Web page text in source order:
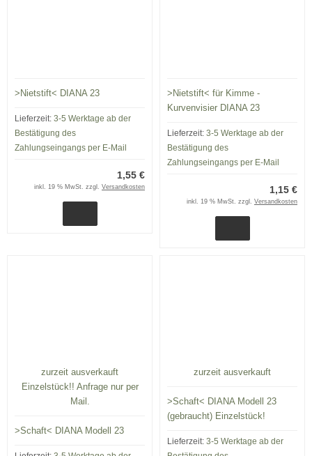
>Nietstift< DIANA 23
Lieferzeit: 3-5 Werktage ab der
Bestätigung des
Zahlungseingangs per E-Mail
1,55 €
inkl. 19 % MwSt. zzgl. Versandkosten
>Nietstift< für Kimme -
Kurvenvisier DIANA 23
Lieferzeit: 3-5 Werktage ab der
Bestätigung des
Zahlungseingangs per E-Mail
1,15 €
inkl. 19 % MwSt. zzgl. Versandkosten
zurzeit ausverkauft
Einzelstück!! Anfrage nur per
Mail.
>Schaft< DIANA Modell 23
zurzeit ausverkauft
>Schaft< DIANA Modell 23
(gebraucht) Einzelstück!
Lieferzeit: 3-5 Werktage ab der